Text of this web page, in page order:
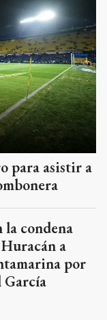
para asistir a
condena
a
por
García